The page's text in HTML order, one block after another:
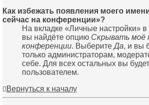
Как избежать появления моего
сейчас на конференции»?
На вкладке «Личные настройки»
вы найдёте опцию Скрывать моё
конференции. ВыберитеДа, и вы
только администраторам,
себе. Для всех остальных вы
пользователем.
Вернуться к началу